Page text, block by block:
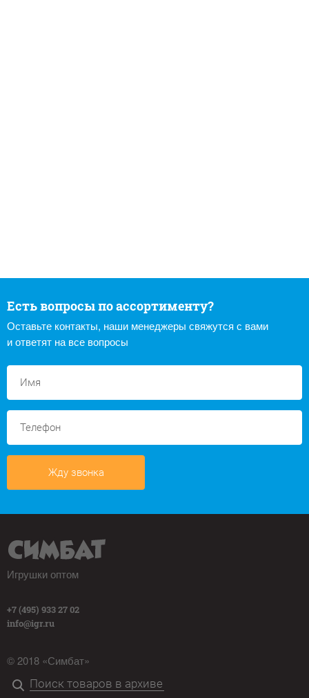
Есть вопросы по ассортименту?
Оставьте контакты, наши менеджеры свяжутся с вами
и ответят на все вопросы
Жду звонка
Игрушки оптом
+7 (495) 933 27 02
info@igr.ru
© 2018 «Симбат»